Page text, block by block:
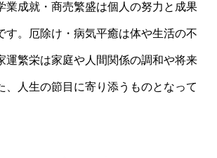
業成就・商売繁盛は個人の努力と成果
す。厄除け・病気平癒は体や生活の不
運繁栄は家庭や人間関係の調和や将来
、人生の節目に寄り添うものとなって